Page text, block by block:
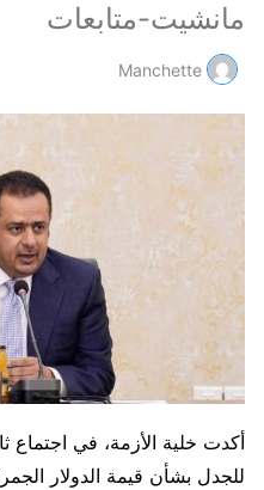
مانشيت-متابعات
Manchette
أكدت خلية الأزمة، في اجتماع
للجدل بشأن قيمة الدولار